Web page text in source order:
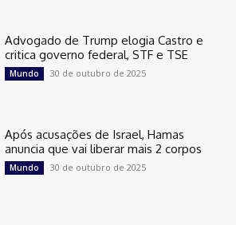
Advogado de Trump elogia Castro e
critica governo federal, STF e TSE
Mundo 30 de outubro de 2025
Após acusações de Israel, Hamas
anuncia que vai liberar mais 2 corpos
Mundo 30 de outubro de 2025